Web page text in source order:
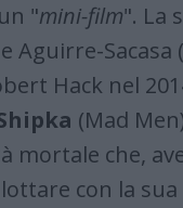
"mini-film". La
Sacasa
Hack nel
(Mad
mortale che,
con la